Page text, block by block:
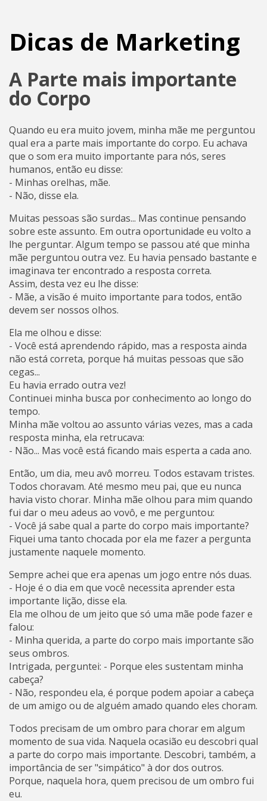
Dicas de Marketing
A Parte mais importante
do Corpo
Quando eu era muito jovem, minha mãe me perguntou
qual era a parte mais importante do corpo. Eu achava
que o som era muito importante para nós, seres
humanos, então eu disse:
- Minhas orelhas, mãe.
- Não, disse ela.
Muitas pessoas são surdas... Mas continue pensando
sobre este assunto. Em outra oportunidade eu volto a
lhe perguntar. Algum tempo se passou até que minha
mãe perguntou outra vez. Eu havia pensado bastante e
imaginava ter encontrado a resposta correta.
Assim, desta vez eu lhe disse:
- Mãe, a visão é muito importante para todos, então
devem ser nossos olhos.
Ela me olhou e disse:
- Você está aprendendo rápido, mas a resposta ainda
não está correta, porque há muitas pessoas que são
cegas...
Eu havia errado outra vez!
Continuei minha busca por conhecimento ao longo do
tempo.
Minha mãe voltou ao assunto várias vezes, mas a cada
resposta minha, ela retrucava:
- Não... Mas você está ficando mais esperta a cada ano.
Então, um dia, meu avô morreu. Todos estavam tristes.
Todos choravam. Até mesmo meu pai, que eu nunca
havia visto chorar. Minha mãe olhou para mim quando
fui dar o meu adeus ao vovô, e me perguntou:
- Você já sabe qual a parte do corpo mais importante?
Fiquei uma tanto chocada por ela me fazer a pergunta
justamente naquele momento.
Sempre achei que era apenas um jogo entre nós duas.
- Hoje é o dia em que você necessita aprender esta
importante lição, disse ela.
Ela me olhou de um jeito que só uma mãe pode fazer e
falou:
- Minha querida, a parte do corpo mais importante são
seus ombros.
Intrigada, perguntei: - Porque eles sustentam minha
cabeça?
- Não, respondeu ela, é porque podem apoiar a cabeça
de um amigo ou de alguém amado quando eles choram.
Todos precisam de um ombro para chorar em algum
momento de sua vida. Naquela ocasião eu descobri qual
a parte do corpo mais importante. Descobri, também, a
importância de ser "simpático" à dor dos outros.
Porque, naquela hora, quem precisou de um ombro fui
eu.